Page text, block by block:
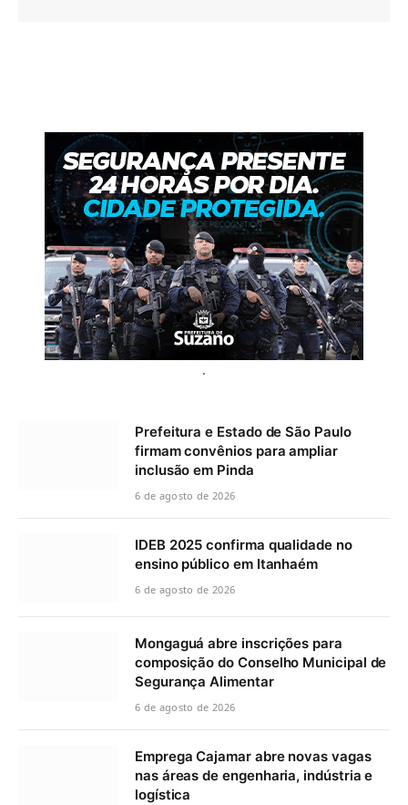
.
Prefeitura e Estado de São Paulo
firmam convênios para ampliar
inclusão em Pinda
6 de agosto de 2026
IDEB 2025 confirma qualidade no
ensino público em Itanhaém
6 de agosto de 2026
Mongaguá abre inscrições para
composição do Conselho Municipal de
Segurança Alimentar
6 de agosto de 2026
Emprega Cajamar abre novas vagas
nas áreas de engenharia, indústria e
logística